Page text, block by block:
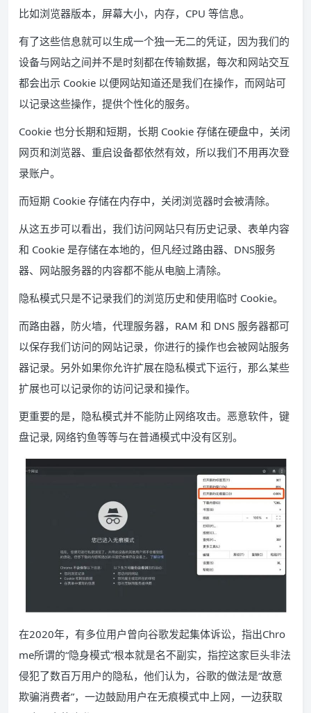
比如浏览器版本，屏幕大小，内存，CPU 等信息。
有了这些信息就可以生成一个独一无二的凭证，因为我们的
设备与网站之间并不是时刻都在传输数据，每次和网站交互
都会出示 Cookie 以便网站知道还是我们在操作，而网站可
以记录这些操作，提供个性化的服务。
Cookie 也分长期和短期，长期 Cookie 存储在硬盘中，关闭
网页和浏览器、重启设备都依然有效，所以我们不用再次登
录账户。
而短期 Cookie 存储在内存中，关闭浏览器时会被清除。
从这五步可以看出，我们访问网站只有历史记录、表单内容
和 Cookie 是存储在本地的，但凡经过路由器、DNS服务
器、网站服务器的内容都不能从电脑上清除。
隐私模式只是不记录我们的浏览历史和使用临时 Cookie。
而路由器，防火墙，代理服务器，RAM 和 DNS 服务器都可
以保存我们访问的网站记录，你进行的操作也会被网站服务
器记录。另外如果你允许扩展在隐私模式下运行，那么某些
扩展也可以记录你的访问记录和操作。
更重要的是，隐私模式并不能防止网络攻击。恶意软件，键
盘记录, 网络钓鱼等等与在普通模式中没有区别。
在2020年，有多位用户曾向谷歌发起集体诉讼，指出Chro
me所谓的“隐身模式”根本就是名不副实，指控这家巨头非法
侵犯了数百万用户的隐私，他们认为，谷歌的做法是“故意
欺骗消费者”，一边鼓励用户在无痕模式中上网，一边获取